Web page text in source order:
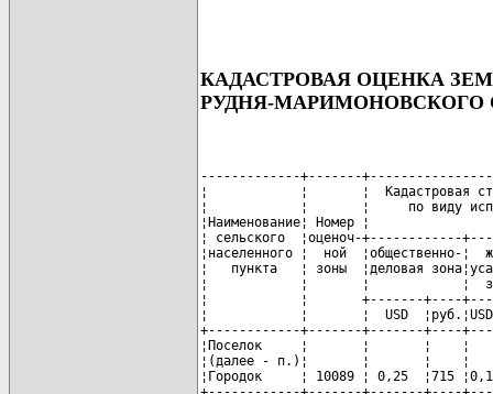
КАДАСТРОВАЯ ОЦЕНКА
РУДНЯ-МАРИМОНОВСКОГО
-------------+-------
¦            ¦       ¦  Кадастровая
¦            ¦       ¦     по виду
¦Наименование¦ Номер ¦
¦ сельского  ¦оценоч-
¦населенного ¦  ной  ¦общественно-¦
¦   пункта   ¦ зоны  ¦деловая
¦            ¦       ¦            ¦
¦            ¦       +-------+----
¦            ¦       ¦  USD  ¦руб.¦USD
+------------+-------+-------+----
¦Поселок     ¦       ¦       ¦
¦(далее - п.)¦       ¦       ¦
¦Городок     ¦ 10089 ¦ 0,25  ¦715